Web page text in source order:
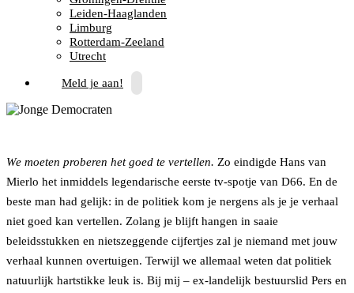
Leiden-Haaglanden
Limburg
Rotterdam-Zeeland
Utrecht
Meld je aan!
We moeten proberen het goed te vertellen. Zo eindigde Hans van
Mierlo het inmiddels legendarische eerste tv-spotje van D66. En de
beste man had gelijk: in de politiek kom je nergens als je je verhaal
niet goed kan vertellen. Zolang je blijft hangen in saaie
beleidsstukken en nietszeggende cijfertjes zal je niemand met jouw
verhaal kunnen overtuigen. Terwijl we allemaal weten dat politiek
natuurlijk hartstikke leuk is. Bij mij – ex-landelijk bestuurslid Pers en